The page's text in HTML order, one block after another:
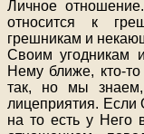
Личное
относится к
грешникам и
Своим угодникам
Нему ближе, кто-
так, но мы
лицеприятия. Если
на то есть у Него